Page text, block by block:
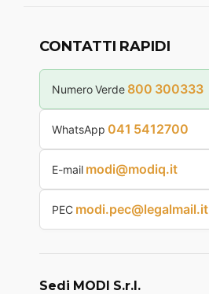
CONTATTI RAPIDI
Numero Verde 800 300333
WhatsApp 041 5412700
E-mail modi@modiq.it
PEC modi.pec@legalmail.it
Sedi MODI S.r.l.